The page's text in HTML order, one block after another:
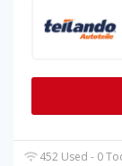
452 Used - 0